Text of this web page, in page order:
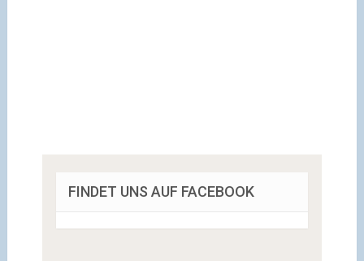
FINDET UNS AUF FACEBOOK